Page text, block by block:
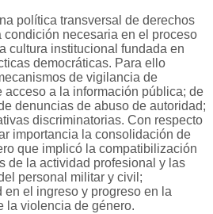
política transversal de derechos
condición necesaria en el proceso
cultura institucional fundada en
democráticas. Para ello
de vigilancia de
acceso a la información pública; de
denuncias de abuso de autoridad;
discriminatorias. Con respecto
importancia la consolidación de
que implicó la compatibilización
de la actividad profesional y las
personal militar y civil;
el ingreso y progreso en la
la violencia de género.